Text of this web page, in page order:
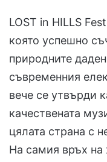
LOST in HILLS
която успешно
природните
съвременния
вече се утвърди
качествената
цялата страна с
На самия връх на